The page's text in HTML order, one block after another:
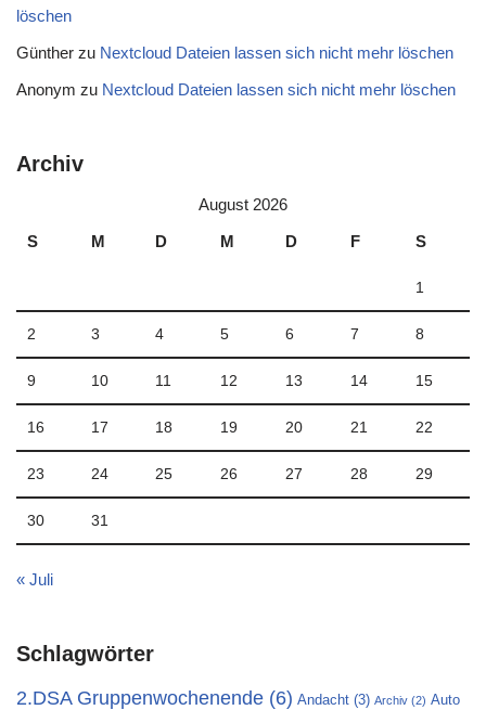
löschen
Günther zu Nextcloud Dateien lassen sich nicht mehr löschen
Anonym zu Nextcloud Dateien lassen sich nicht mehr löschen
Archiv
August 2026
S
M D M D F S
1
2 3 4 5 6 7 8
9 10 11 12 13 14 15
16 17 18 19 20 21 22
23 24 25 26 27 28 29
30 31
« Juli
Schlagwörter
2.DSA Gruppenwochenende (6) Andacht (3) Archiv (2) Auto